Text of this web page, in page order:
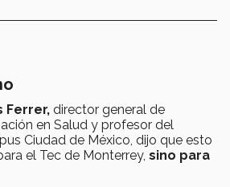
Ferrer, director general de
en Salud y profesor del
Ciudad de México, dijo que esto
el Tec de Monterrey, sino para